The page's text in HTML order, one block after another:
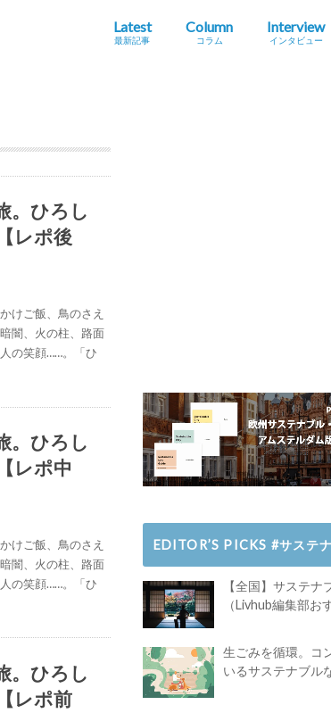
Latest
最新記事
Column
コラム
Interview
インタビュー
。ひろし
レポ後
けご飯、鳥のさえ
闇、火の柱、路面
の笑顔……。「ひ
。ひろし
レポ中
けご飯、鳥のさえ
闇、火の柱、路面
の笑顔……。「ひ
。ひろし
レポ前
EDITOR’S PICKS #サステ
【全国】サステ
（Livhub編集部お
生ごみを循環。コ
いるサステナブル